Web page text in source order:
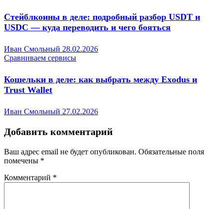
Стейблкоины в деле: подробный разбор USDT и
USDC — куда переводить и чего бояться
Иван Смольный 28.02.2026
Сравниваем сервисы
Кошельки в деле: как выбрать между Exodus и
Trust Wallet
Иван Смольный 27.02.2026
Добавить комментарий
Ваш адрес email не будет опубликован. Обязательные поля
помечены *
Комментарий *